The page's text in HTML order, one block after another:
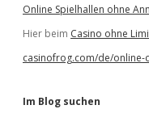
Online Spielhallen ohne
Hier beim Casino ohne
casinofrog.com/de/online-
Im Blog suchen